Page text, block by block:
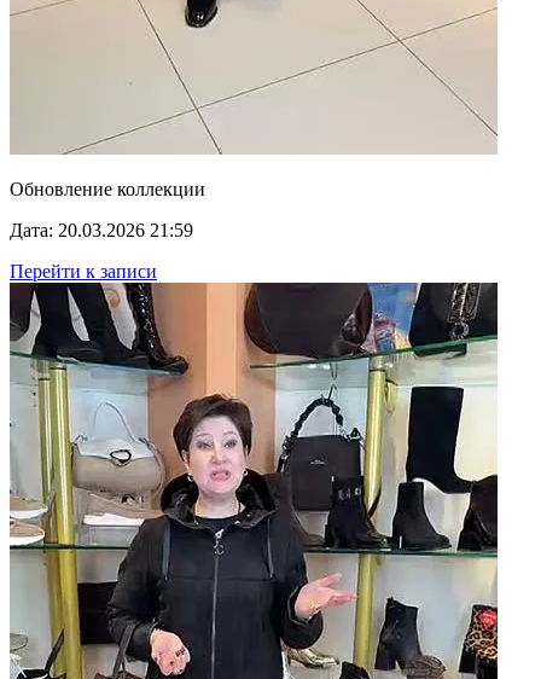
Обновление коллекции
Дата: 20.03.2026 21:59
Перейти к записи